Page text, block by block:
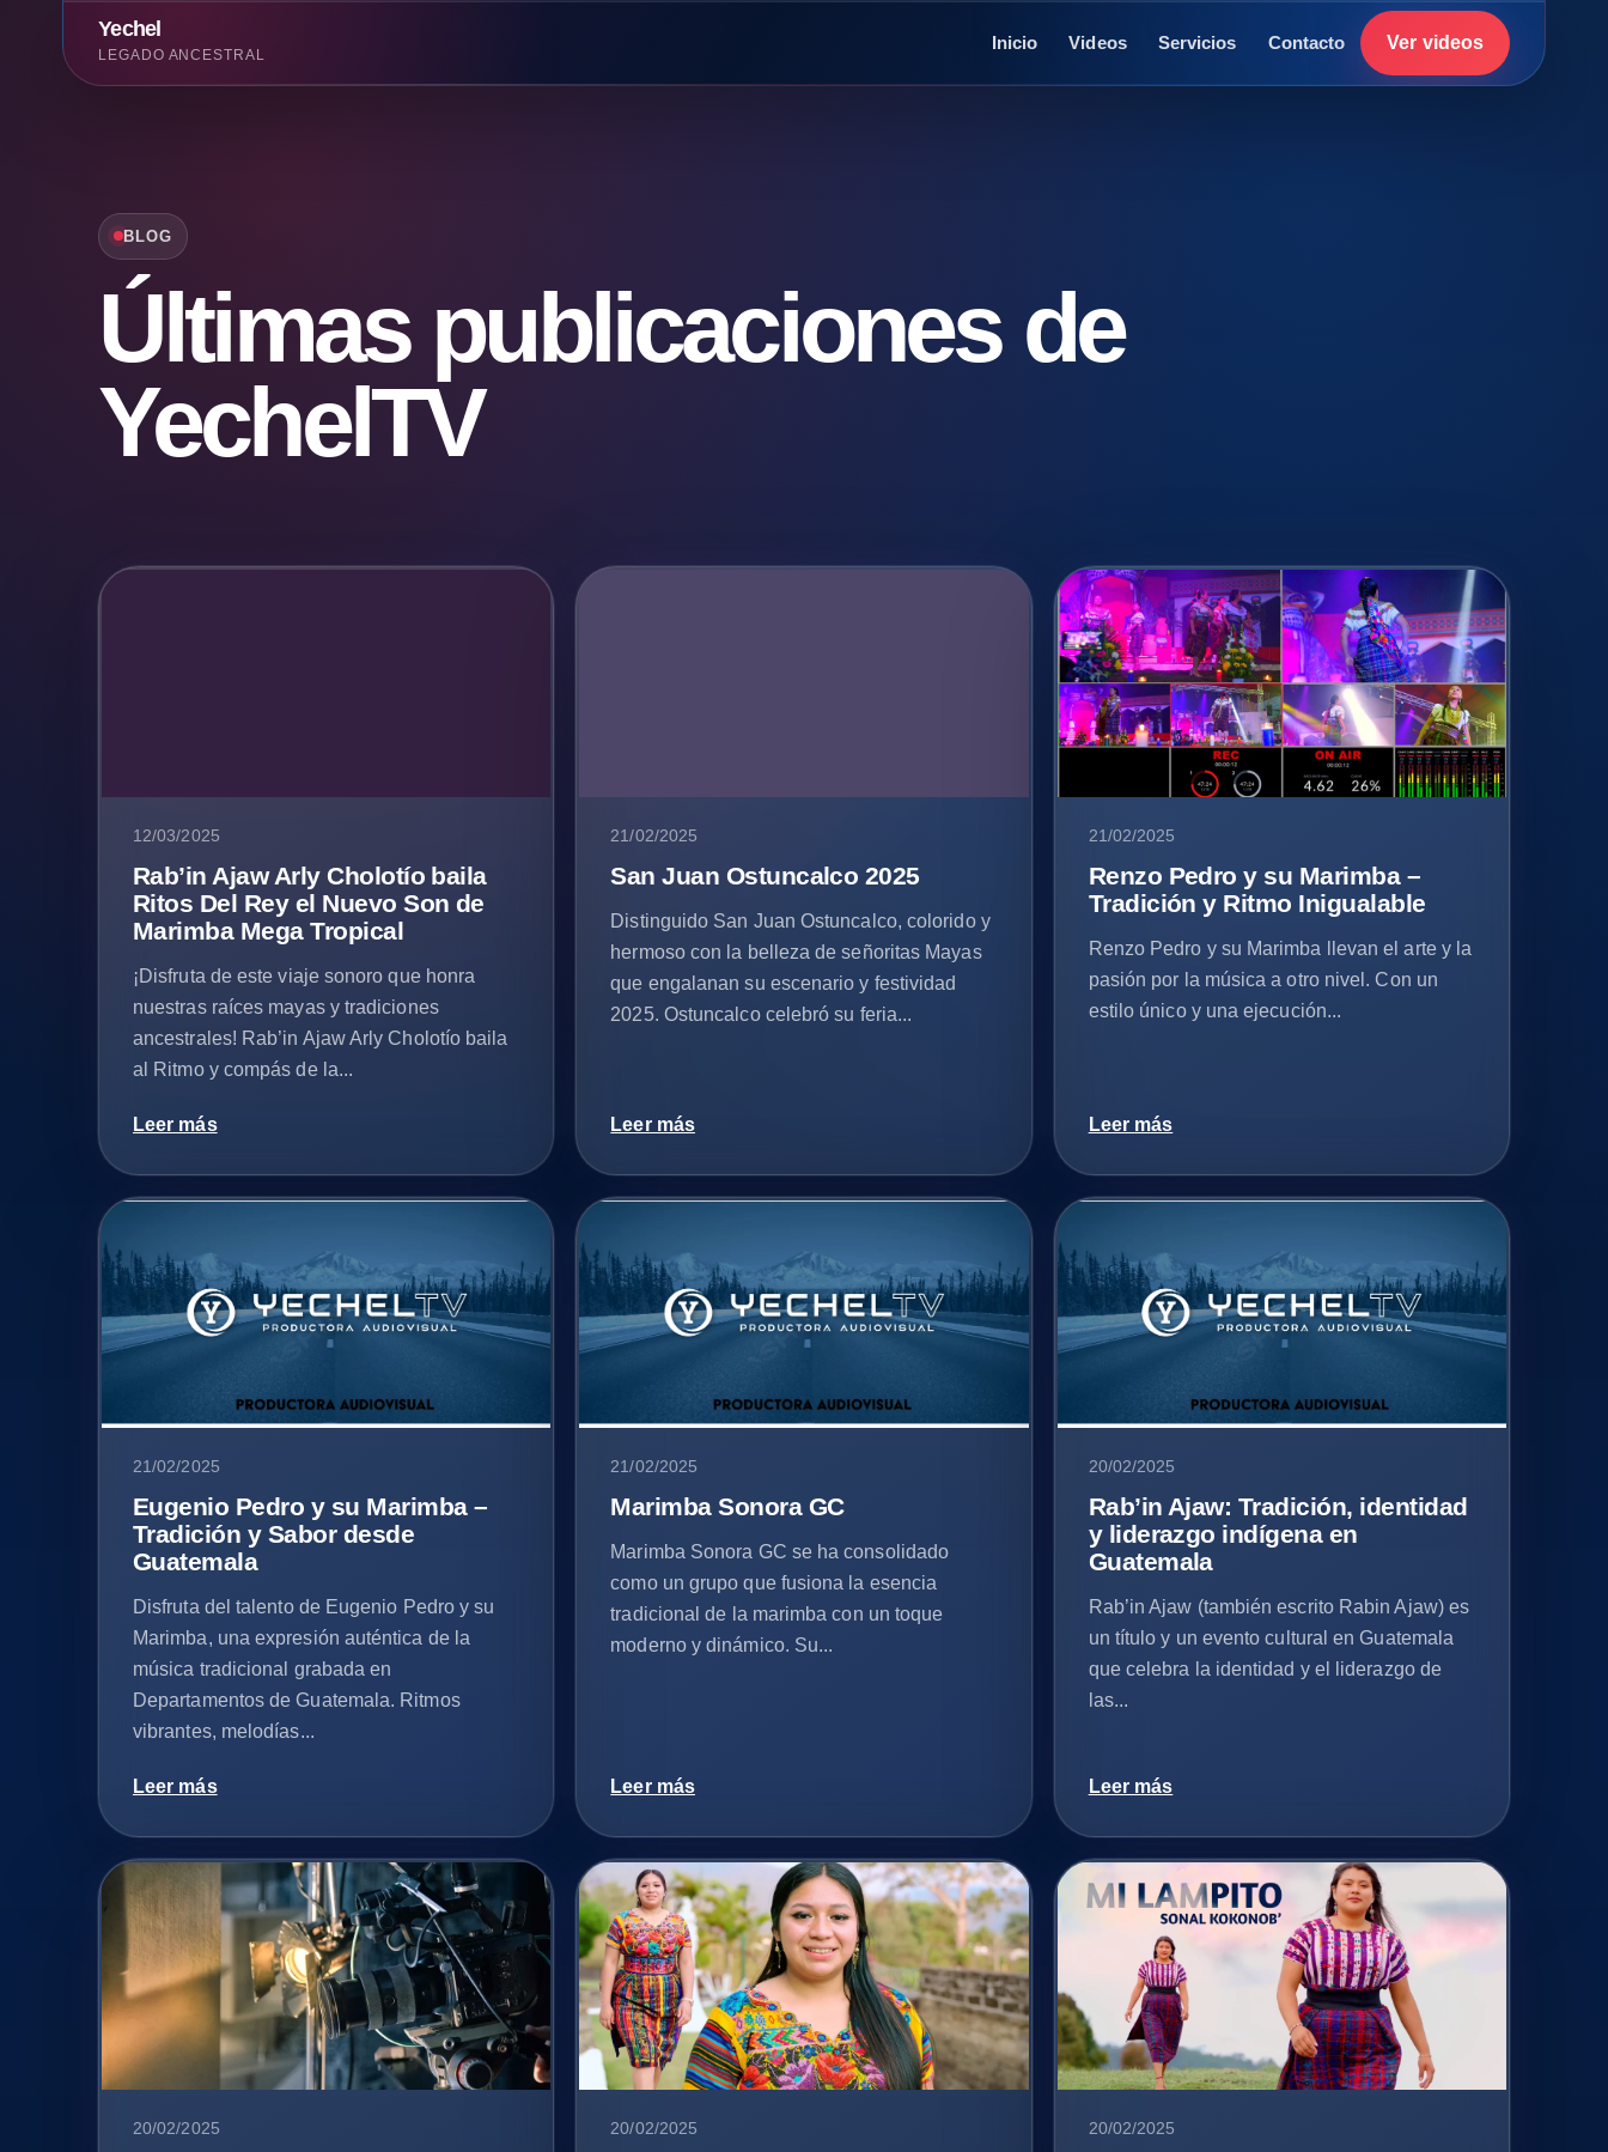
Yechel
LEGADO ANCESTRAL
Inicio Videos Servicios Contacto Ver videos
BLOG
Últimas publicaciones de
YechelTV
12/03/2025
Rab’in Ajaw Arly Cholotío baila
Ritos Del Rey el Nuevo Son de
Marimba Mega Tropical
¡Disfruta de este viaje sonoro que honra
nuestras raíces mayas y tradiciones
ancestrales! Rab’in Ajaw Arly Cholotío baila
al Ritmo y compás de la...
Leer más
21/02/2025
San Juan Ostuncalco 2025
Distinguido San Juan Ostuncalco, colorido y
hermoso con la belleza de señoritas Mayas
que engalanan su escenario y festividad
2025. Ostuncalco celebró su feria...
Leer más
21/02/2025
Renzo Pedro y su Marimba –
Tradición y Ritmo Inigualable
Renzo Pedro y su Marimba llevan el arte y la
pasión por la música a otro nivel. Con un
estilo único y una ejecución...
Leer más
21/02/2025
Eugenio Pedro y su Marimba –
Tradición y Sabor desde
Guatemala
Disfruta del talento de Eugenio Pedro y su
Marimba, una expresión auténtica de la
música tradicional grabada en
Departamentos de Guatemala. Ritmos
vibrantes, melodías...
Leer más
21/02/2025
Marimba Sonora GC
Marimba Sonora GC se ha consolidado
como un grupo que fusiona la esencia
tradicional de la marimba con un toque
moderno y dinámico. Su...
Leer más
20/02/2025
Rab’in Ajaw: Tradición, identidad
y liderazgo indígena en
Guatemala
Rab’in Ajaw (también escrito Rabin Ajaw) es
un título y un evento cultural en Guatemala
que celebra la identidad y el liderazgo de
las...
Leer más
20/02/2025 20/02/2025 20/02/2025